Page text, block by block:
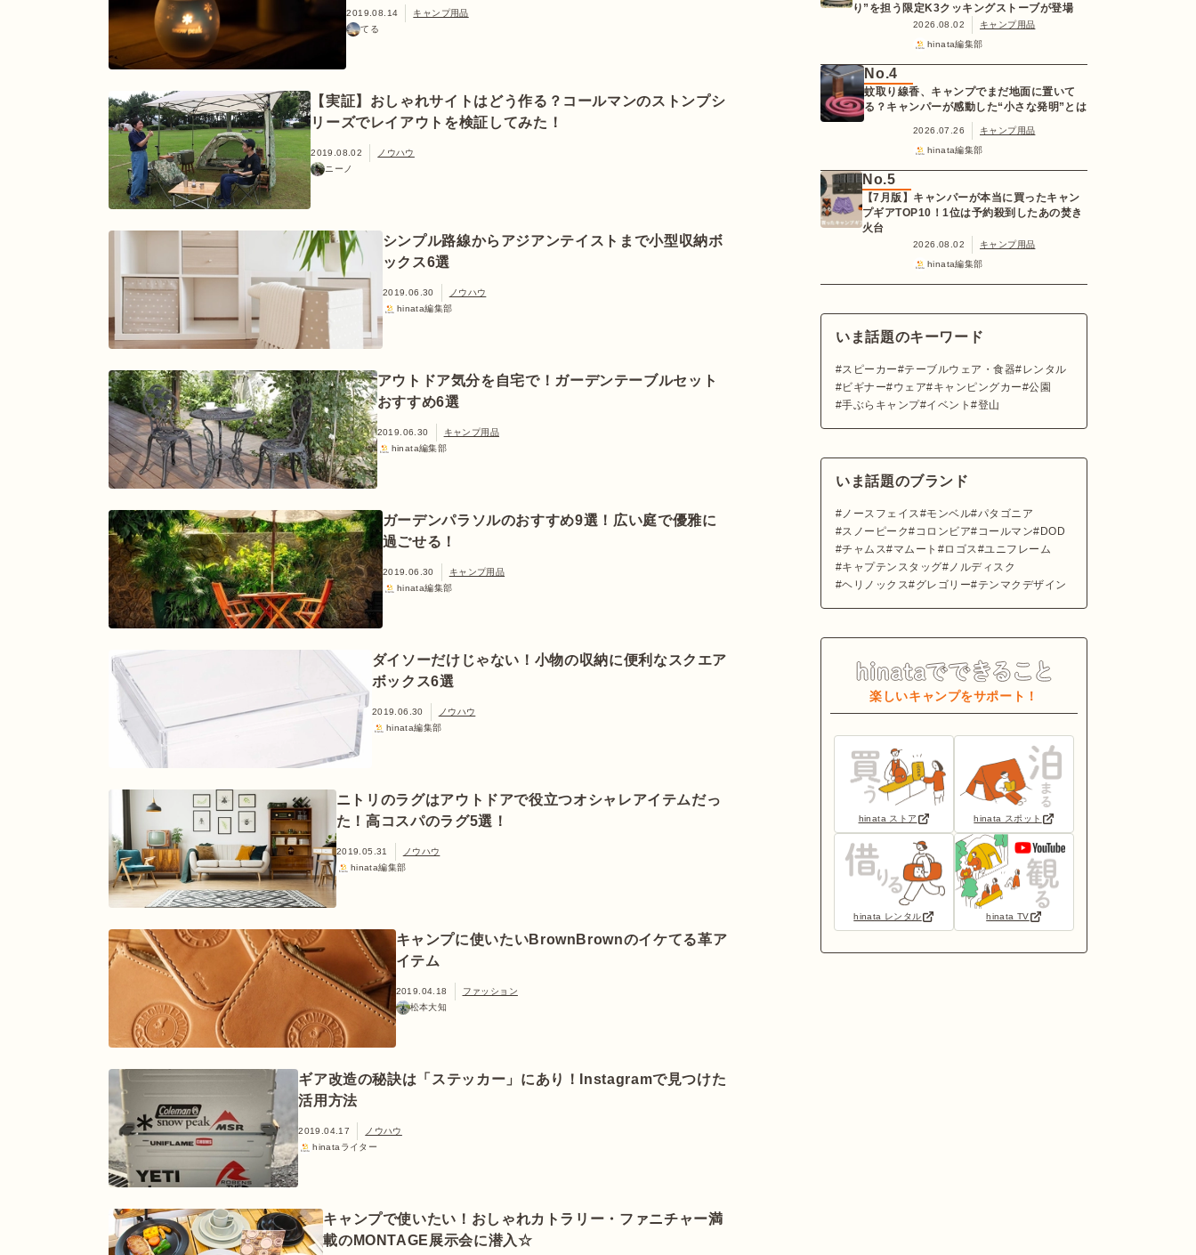
2019.08.14
キャンプ用品
てる
【実証】おしゃれサイトはどう作る？コールマンのストンプシ
リーズでレイアウトを検証してみた！
2019.08.02
ノウハウ
ニーノ
シンプル路線からアジアンテイストまで小型収納ボ
ックス6選
2019.06.30
ノウハウ
hinata編集部
アウトドア気分を自宅で！ガーデンテーブルセット
おすすめ6選
2019.06.30
キャンプ用品
hinata編集部
ガーデンパラソルのおすすめ9選！広い庭で優雅に
過ごせる！
2019.06.30
キャンプ用品
hinata編集部
ダイソーだけじゃない！小物の収納に便利なスクエア
ボックス6選
2019.06.30
ノウハウ
hinata編集部
ニトリのラグはアウトドアで役立つオシャレアイテムだっ
た！高コスパのラグ5選！
2019.05.31
ノウハウ
hinata編集部
キャンプに使いたいBrownBrownのイケてる革ア
イテム
2019.04.18
ファッション
松本大知
ギア改造の秘訣は「ステッカー」にあり！Instagramで見つけた
活用方法
2019.04.17
ノウハウ
hinataライター
キャンプで使いたい！おしゃれカトラリー・ファニチャー満
載のMONTAGE展示会に潜入☆
り”を担う限定K3クッキングストーブが登場
2026.08.02
キャンプ用品
hinata編集部
No.4
蚊取り線香、キャンプでまだ地面に置いて
る？キャンパーが感動した“小さな発明”とは
2026.07.26
キャンプ用品
hinata編集部
No.5
【7月版】キャンパーが本当に買ったキャン
プギアTOP10！1位は予約殺到したあの焚き
火台
2026.08.02
キャンプ用品
hinata編集部
いま話題のキーワード
スピーカー テーブルウェア・食器
レンタル
ビギナー
ウェア キャンピングカー
公園
手ぶらキャンプ イベント 登山
いま話題のブランド
ノースフェイス モンベル パタゴニア
スノーピーク
コロンビア コールマン
DOD
チャムス
マムート ロゴス
ユニフレーム
キャプテンスタッグ
ノルディスク
ヘリノックス
グレゴリー テンマクデザイン
楽しいキャンプをサポート！
hinata ストア hinata スポット
hinata レンタル hinata TV